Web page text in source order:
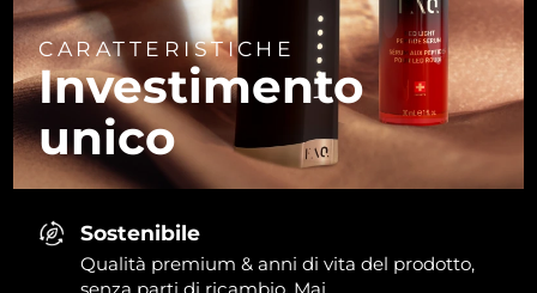
CARATTERISTICHE
Investimento
unico
Sostenibile
Qualità premium & anni di vita del prodotto,